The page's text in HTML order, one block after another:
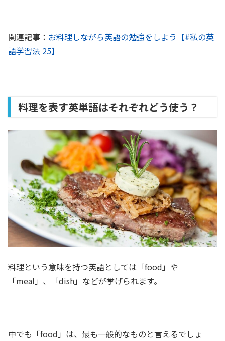
関連記事： お料理しながら英語の勉強をしよう【#私の英
語学習法 25】
料理を表す英単語はそれぞれどう使う？
料理という意味を持つ英語としては「food」や
「meal」、「dish」などが挙げられます。
中でも「food」は、最も一般的なものと言えるでしょ